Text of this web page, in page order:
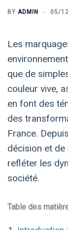
BY ADMIN 05/
Les
que de
couleur vive,
en font des
des
France.
décision et de
refléter les
société.
Table des